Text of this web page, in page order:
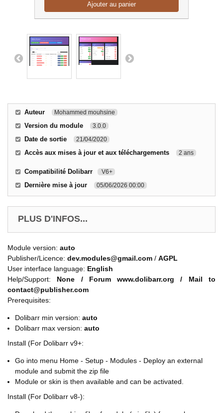
Ajouter au panier
Auteur Mohammed mouhsine
Version du module 3.0.0
Date de sortie 21/04/2020
Accès aux mises à jour et aux téléchargements 2 ans
Compatibilité Dolibarr V6+
Dernière mise à jour 05/06/2026 00:00
PLUS D'INFOS...
Module version: auto
Publisher/Licence: dev.modules@gmail.com / AGPL
User interface language: English
Help/Support: None / Forum www.dolibarr.org / Mail to
contact@publisher.com
Prerequisites:
Dolibarr min version: auto
Dolibarr max version: auto
Install (For Dolibarr v9+:
Go into menu Home - Setup - Modules - Deploy an external
module and submit the zip file
Module or skin is then available and can be activated.
Install (For Dolibarr v8-):